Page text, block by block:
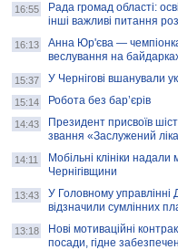
AB InBev Efes Україна
навчальний проєкт
школа", спрямований на
підприємництва у
Золота тварина: видання
написало про чернігівця
скільки на ньому заробляє? І
витрачають?
16:55
Рада громад області:
інші важливі питання
16:13
Анна Юр'єва —
веслування на
15:37 У Чернігові вшанували
15:14 Робота без бар’єрів
14:43
Президент присвоїв
звання «Заслужений
14:11
Мобільні клініки
Чернігівщини
13:43
У Головному управлінні
відзначили сумлінних
13:18
Нові мотиваційні
посади, гідне